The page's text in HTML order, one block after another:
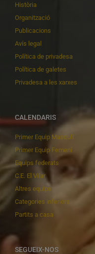
Història
Organització
Publicacions
Avís legal
Política de privadesa
Política de galetes
Privadesa a les xarxes
CALENDARIS
Primer Equip Masculí
Primer Equip Femení
Equips federats
C.E. El Vilar
Altres equips
Categories inferiors
Partits a casa
SEGUEIX-NOS